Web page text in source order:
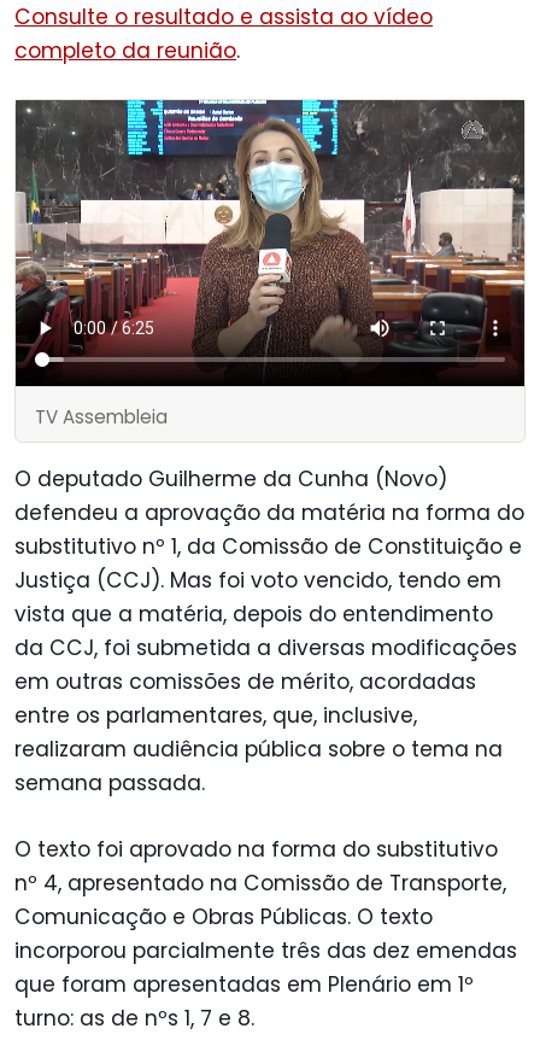
Consulte o resultado e assista ao vídeo
completo da reunião.
TV Assembleia
O deputado Guilherme da Cunha (Novo)
defendeu a aprovação da matéria na forma do
substitutivo nº 1, da Comissão de Constituição e
Justiça (CCJ). Mas foi voto vencido, tendo em
vista que a matéria, depois do entendimento
da CCJ, foi submetida a diversas modificações
em outras comissões de mérito, acordadas
entre os parlamentares, que, inclusive,
realizaram audiência pública sobre o tema na
semana passada.
O texto foi aprovado na forma do substitutivo
nº 4, apresentado na Comissão de Transporte,
Comunicação e Obras Públicas. O texto
incorporou parcialmente três das dez emendas
que foram apresentadas em Plenário em 1º
turno: as de nºs 1, 7 e 8.